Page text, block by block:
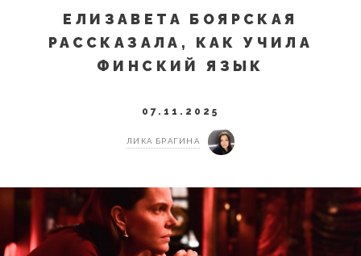
ЕЛИЗАВЕТА БОЯРСКАЯ
РАССКАЗАЛА, КАК УЧИЛА
ФИНСКИЙ ЯЗЫК
07.11.2025
ЛИКА БРАГИНА